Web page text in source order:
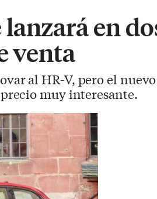
en
venta
al HR-V, pero el
muy interesante.